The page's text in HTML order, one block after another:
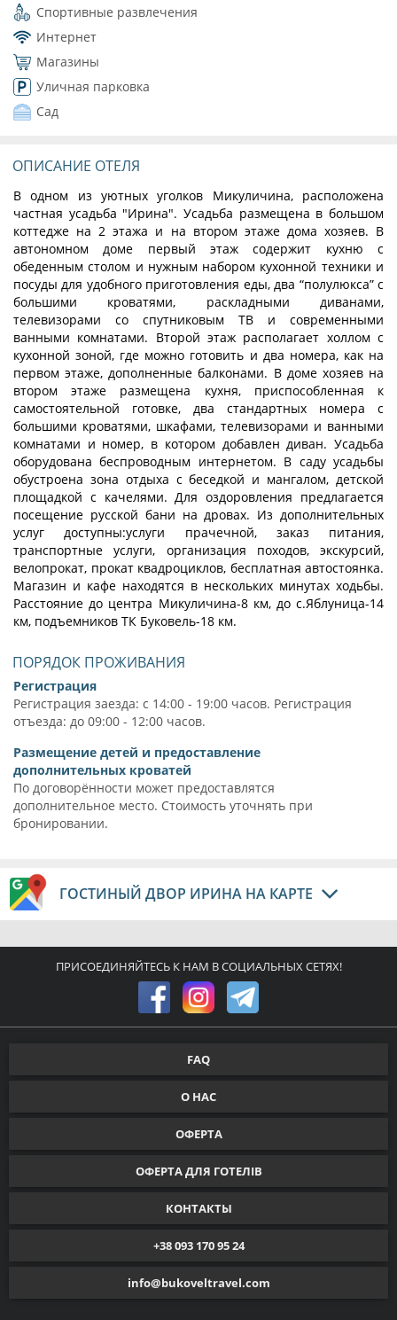
Спортивные развлечения
Интернет
Магазины
Уличная парковка
Сад
ОПИСАНИЕ ОТЕЛЯ
В одном из уютных уголков Микуличина, расположена
частная усадьба "Ирина". Усадьба размещена в большом
коттедже на 2 этажа и на втором этаже дома хозяев. В
автономном доме первый этаж содержит кухню с
обеденным столом и нужным набором кухонной техники и
посуды для удобного приготовления еды, два “полулюкса” с
большими кроватями, раскладными диванами,
телевизорами со спутниковым ТВ и современными
ванными комнатами. Второй этаж располагает холлом с
кухонной зоной, где можно готовить и два номера, как на
первом этаже, дополненные балконами. В доме хозяев на
втором этаже размещена кухня, приспособленная к
самостоятельной готовке, два стандартных номера с
большими кроватями, шкафами, телевизорами и ванными
комнатами и номер, в котором добавлен диван. Усадьба
оборудована беспроводным интернетом. В саду усадьбы
обустроена зона отдыха с беседкой и мангалом, детской
площадкой с качелями. Для оздоровления предлагается
посещение русской бани на дровах. Из дополнительных
услуг доступны:услуги прачечной, заказ питания,
транспортные услуги, организация походов, экскурсий,
велопрокат, прокат квадроциклов, бесплатная автостоянка.
Магазин и кафе находятся в нескольких минутах ходьбы.
Расстояние до центра Микуличина-8 км, до с.Яблуница-14
км, подъемников ТК Буковель-18 км.
ПОРЯДОК ПРОЖИВАНИЯ
Регистрация
Регистрация заезда: с 14:00 - 19:00 часов. Регистрация
отъезда: до 09:00 - 12:00 часов.
Размещение детей и предоставление
дополнительных кроватей
По договорённости может предоставлятся
дополнительное место. Стоимость уточнять при
бронировании.
ГОСТИНЫЙ ДВОР ИРИНА НА КАРТЕ
ПРИСОЕДИНЯЙТЕСЬ К НАМ В СОЦИАЛЬНЫХ СЕТЯХ!
FAQ
О НАС
ОФЕРТА
ОФЕРТА ДЛЯ ГОТЕЛІВ
КОНТАКТЫ
+38 093 170 95 24
info@bukoveltravel.com